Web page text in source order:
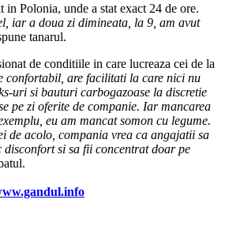
in Polonia, unde a stat exact 24 de ore.
iar a doua zi dimineata, la 9, am avut
tanarul.
de conditiile in care lucreaza cei de la
confortabil, are facilitati la care nici nu
uri si bauturi carbogazoase la discretie
pe zi oferite de companie. Iar mancarea
eu am mancat somon cu legume.
de acolo, compania vrea ca angajatii sa
si sa fii concentrat doar pe